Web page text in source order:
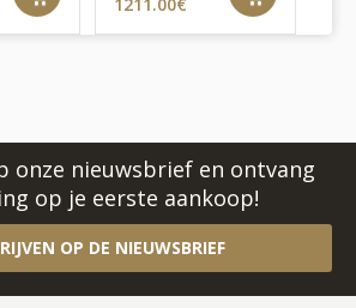
onze nieuwsbrief en ontvang
op je eerste aankoop!
OP DE NIEUWSBRIEF